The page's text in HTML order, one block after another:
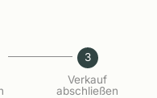
3
Verkauf
abschließen